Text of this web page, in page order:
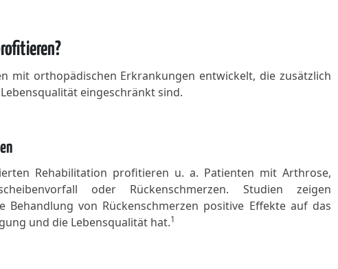
mit orthopädischen Erkrankungen entwickelt, die zusätzlich
eingeschränkt sind.
Rehabilitation profitieren u. a. Patienten mit Arthrose,
oder Rückenschmerzen. Studien zeigen
Behandlung von Rückenschmerzen positive Effekte auf das
und die Lebensqualität hat.1